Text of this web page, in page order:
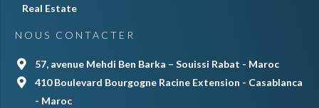
Real Estate
NOUS CONTACTER
57, avenue Mehdi Ben Barka – Souissi Rabat - Maroc
410 Boulevard Bourgogne Racine Extension - Casablanca
- Maroc